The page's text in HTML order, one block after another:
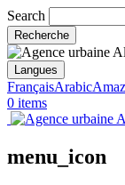
Search
Langues
FrançaisArabic
0 items
menu_icon